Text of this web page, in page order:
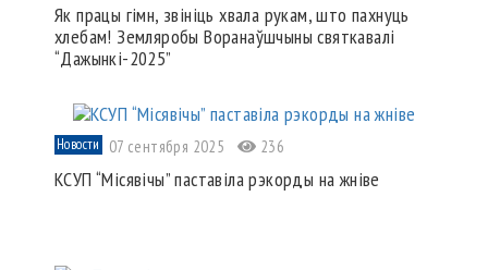
Як працы гімн, звініць хвала рукам, што пахнуць
хлебам! Земляробы Воранаўшчыны святкавалі
“Дажынкі-2025”
Новости 07 сентября 2025 236
КСУП “Місявічы” паставіла рэкорды на жніве